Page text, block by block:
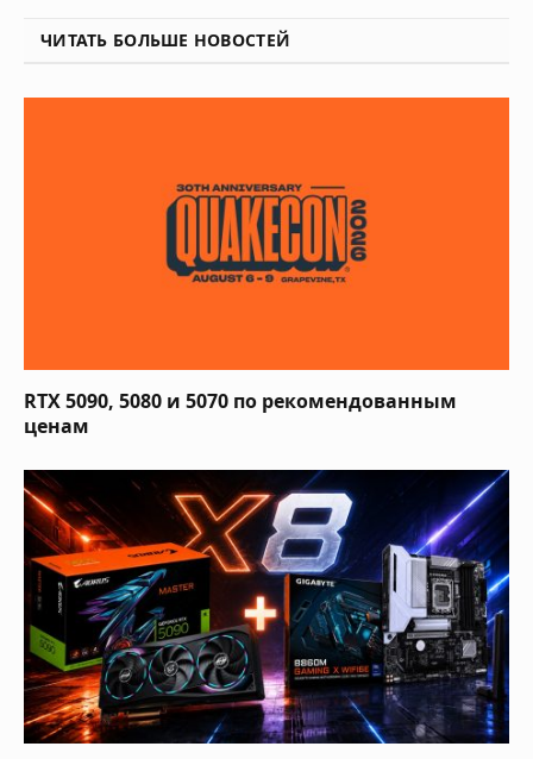
ЧИТАТЬ БОЛЬШЕ НОВОСТЕЙ
RTX 5090, 5080 и 5070 по рекомендованным
ценам